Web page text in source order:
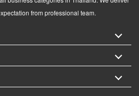
from professional team.